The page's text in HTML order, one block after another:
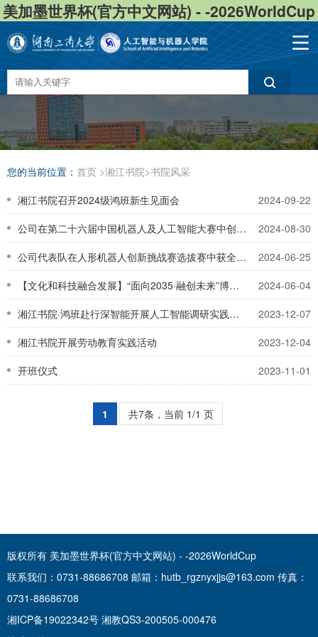
美加墨世界杯(官方中文网站) - -2026WorldCup
您的当前位置： 首页 >湘江书院>书院风采
2024-09-22
湘江书院召开2024级鸿班新生见面会
2024-08-30
公司在第二十六届中国机器人及人工智能大赛中创佳绩
2024-06-25
公司代表队在人形机器人创新挑战赛选拔赛中获全国第一名
2024-06-04
【文化和科技融合发展】“面向2035·融创未来”博览会暨科技节精彩盘点
2023-12-07
湘江书院·鸿班赴行深智能开展人工智能调研实践活动
2023-12-04
湘江书院开展劳动教育实践活动
2023-11-01
开班仪式
1 共7条，当前 1/1 页
版权所有 美加墨世界杯(官方中文网站) - -2026WorldCup
联系我们：0731-88686708 邮箱：hutb_rgznyxjjs@163.com 传真：
0731-88686708
湘ICP备19022342号 湘教QS3-200505-000476